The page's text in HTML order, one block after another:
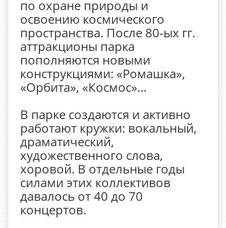
по охране природы и
освоению космического
пространства. После 80-ых гг.
аттракционы парка
пополняются новыми
конструкциями: «Ромашка»,
«Орбита», «Космос»…
В парке создаются и активно
работают кружки: вокальный,
драматический,
художественного слова,
хоровой. В отдельные годы
силами этих коллективов
давалось от 40 до 70
концертов.